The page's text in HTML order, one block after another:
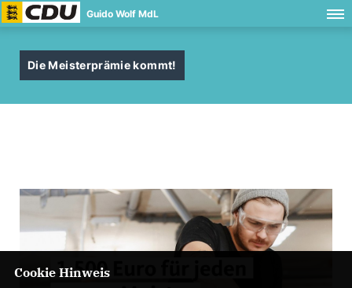
Guido Wolf MdL
Die Meisterprämie kommt!
Cookie Hinweis